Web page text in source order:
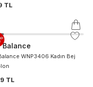
TL
Balance
WNP3406 Kadın Bej
TL